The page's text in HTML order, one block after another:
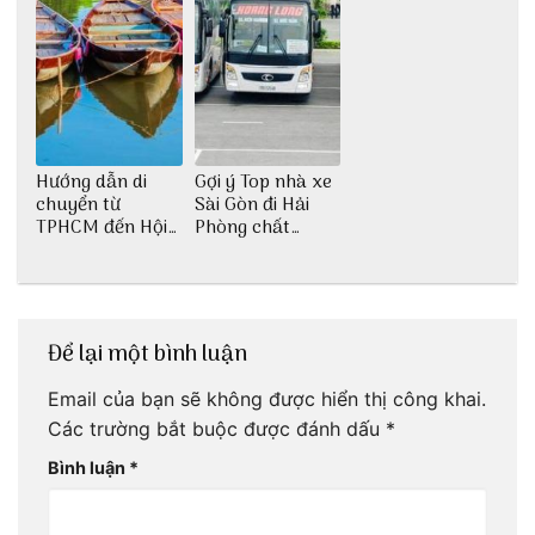
Hướng dẫn di
chuyển từ
TPHCM đến Hội
Gợi ý Top nhà xe
Sài Gòn đi Hải
Phòng chất
Để lại một bình luận
Email của bạn sẽ không được hiển thị công khai.
Các trường bắt buộc được đánh dấu *
Bình luận *